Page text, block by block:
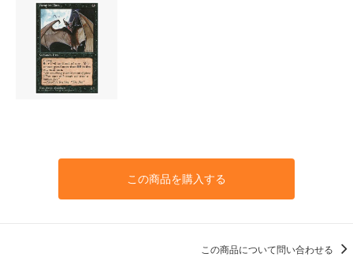
この商品を購入する
この商品について問い合わせる